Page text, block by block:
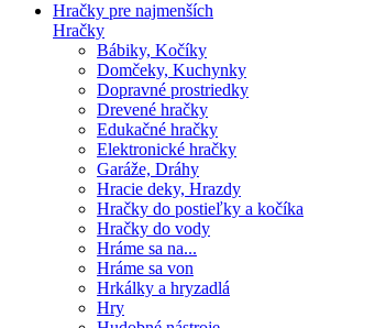
Hračky pre najmenších
Hračky
Bábiky, Kočíky
Domčeky, Kuchynky
Dopravné prostriedky
Drevené hračky
Edukačné hračky
Elektronické hračky
Garáže, Dráhy
Hracie deky, Hrazdy
Hračky do postieľky a kočíka
Hračky do vody
Hráme sa na...
Hráme sa von
Hrkálky a hryzadlá
Hry